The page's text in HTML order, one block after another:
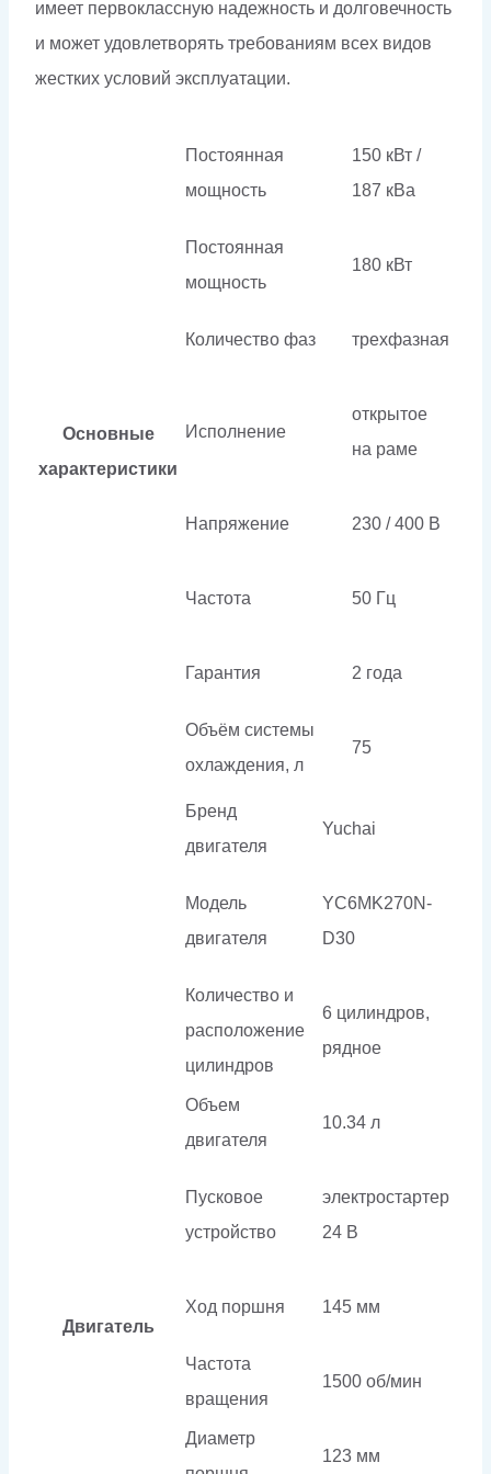
имеет первоклассную надежность и долговечность
и может удовлетворять требованиям всех видов
жестких условий эксплуатации.
Основные
характеристики
Постоянная
мощность
150 кВт /
187 кВа
Постоянная
мощность
180 кВт
Количество фаз трехфазная
Исполнение
открытое
на раме
Напряжение 230 / 400 В
Частота 50 Гц
Гарантия 2 года
Объём системы
охлаждения, л
75
Двигатель
Бренд
двигателя
Yuchai
Модель
двигателя
YC6MK270N-
D30
Количество и
расположение
цилиндров
6 цилиндров,
рядное
Объем
двигателя
10.34 л
Пусковое
устройство
электростартер
24 В
Ход поршня 145 мм
Частота
вращения
1500 об/мин
Диаметр
123 мм